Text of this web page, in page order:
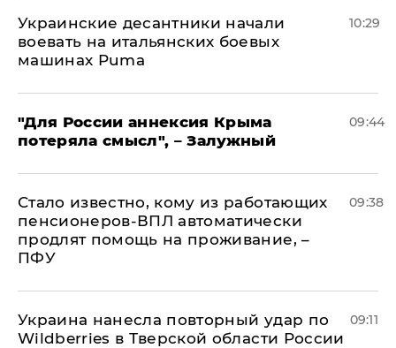
Украинские десантники начали
воевать на итальянских боевых
машинах Puma
10:29
"Для России аннексия Крыма
потеряла смысл", – Залужный
09:44
Стало известно, кому из работающих
пенсионеров-ВПЛ автоматически
продлят помощь на проживание, –
ПФУ
09:38
Украина нанесла повторный удар по
Wildberries в Тверской области России
09:11